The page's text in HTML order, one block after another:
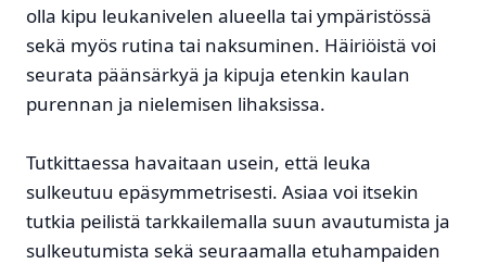
olla kipu leukanivelen alueella tai ympäristössä
sekä myös rutina tai naksuminen. Häiriöistä voi
seurata päänsärkyä ja kipuja etenkin kaulan
purennan ja nielemisen lihaksissa.
Tutkittaessa havaitaan usein, että leuka
sulkeutuu epäsymmetrisesti. Asiaa voi itsekin
tutkia peilistä tarkkailemalla suun avautumista ja
sulkeutumista sekä seuraamalla etuhampaiden